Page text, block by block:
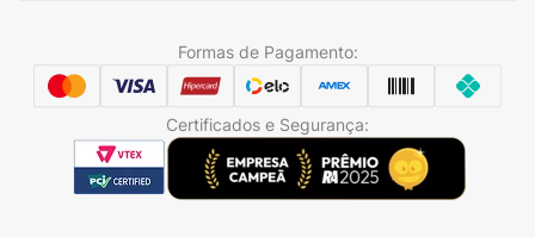
Formas de Pagamento:
Certificados e Segurança: